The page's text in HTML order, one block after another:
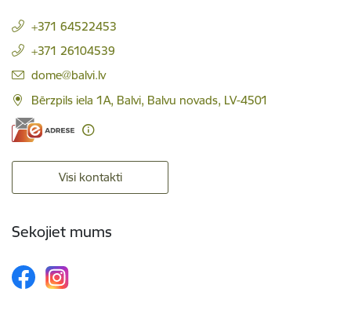
+371 64522453
+371 26104539
E-pasts:
dome@balvi.lv
Bērzpils iela 1A, Balvi, Balvu novads, LV-4501
Visi kontakti
Sekojiet mums